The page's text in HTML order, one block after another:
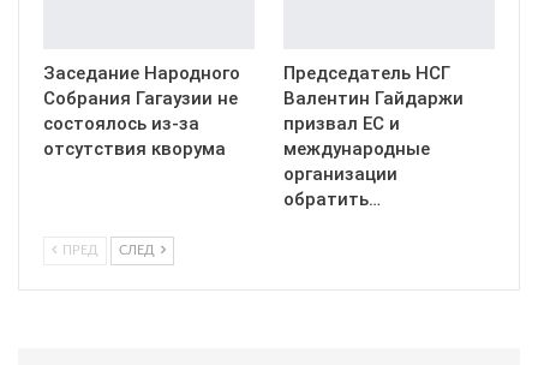
Заседание Народного
Собрания Гагаузии не
состоялось из-за
отсутствия кворума
Председатель НСГ
Валентин Гайдаржи
призвал ЕС и
международные
организации
обратить…
ПРЕД СЛЕД